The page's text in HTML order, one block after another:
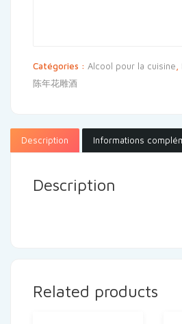
Catégories : Alcool pour la cuisine,
陈年花雕酒
Description Informations
Description
Related products